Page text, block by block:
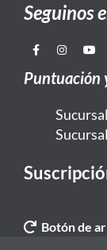
Seguinos
Puntuación
Botón de